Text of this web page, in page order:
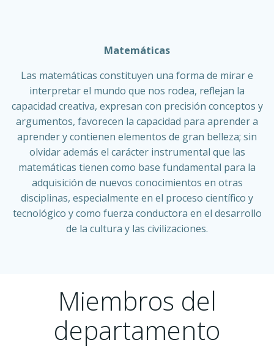
Matemáticas
Las matemáticas constituyen una forma de mirar e
interpretar el mundo que nos rodea, reflejan la
capacidad creativa, expresan con precisión conceptos y
argumentos, favorecen la capacidad para aprender a
aprender y contienen elementos de gran belleza; sin
olvidar además el carácter instrumental que las
matemáticas tienen como base fundamental para la
adquisición de nuevos conocimientos en otras
disciplinas, especialmente en el proceso científico y
tecnológico y como fuerza conductora en el desarrollo
de la cultura y las civilizaciones.
Miembros del
departamento